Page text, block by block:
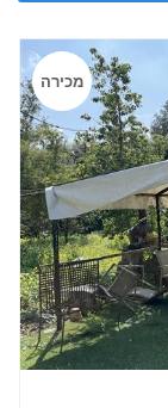
מכירה